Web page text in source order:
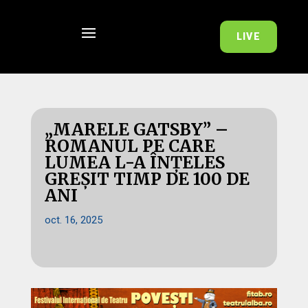
LIVE
„MARELE GATSBY” –
ROMANUL PE CARE
LUMEA L-A ÎNȚELES
GREȘIT TIMP DE 100 DE
ANI
oct. 16, 2025